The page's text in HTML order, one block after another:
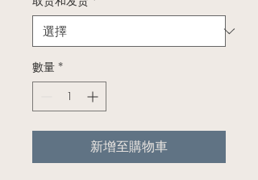
數量 *
新增至購物車